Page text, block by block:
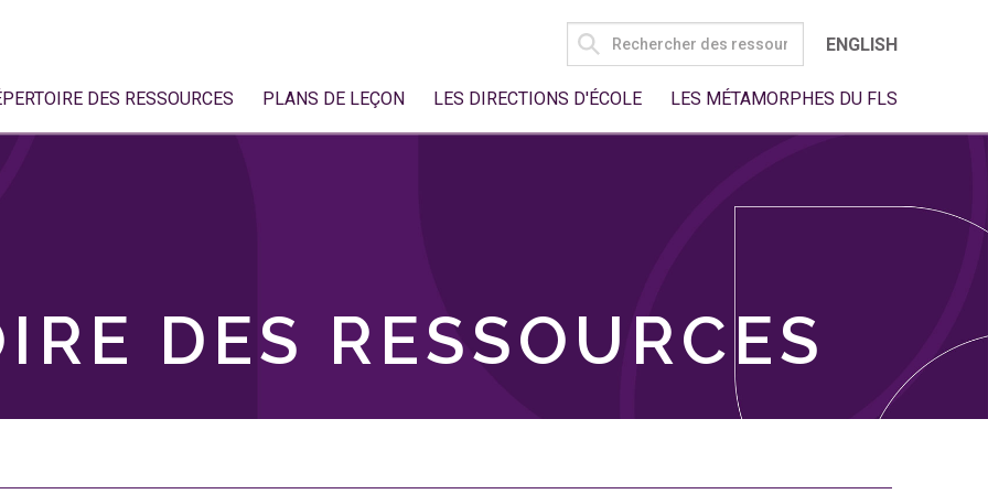
SEARCH
FOR:
ENGLISH
DES RESSOURCES PLANS DE LEÇON LES DIRECTIONS D'ÉCOLE LES MÉTAMORPHES DU FLS
DES RESSOURCES